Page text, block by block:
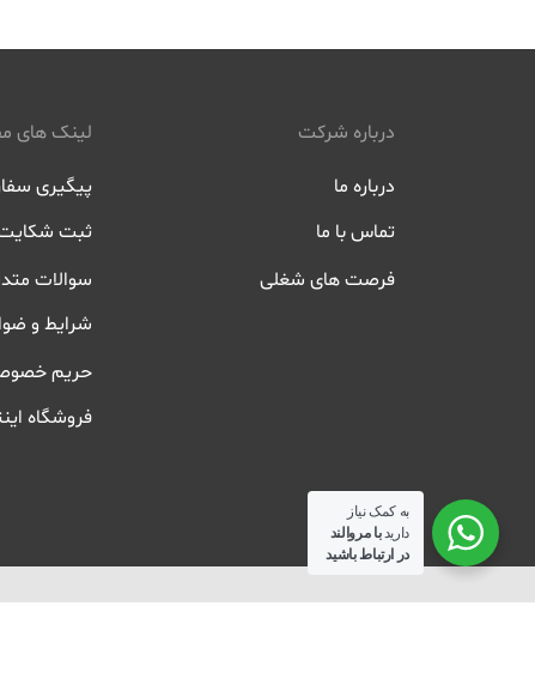
لینک های
پیگیری
ثبت
سوالات
شرایط و
حریم
فروشگاه
درباره شرکت
درباره ما
تماس با ما
فرصت های شغلی
به کمک نیاز
داریدبا مروالند
در ارتباط باشید